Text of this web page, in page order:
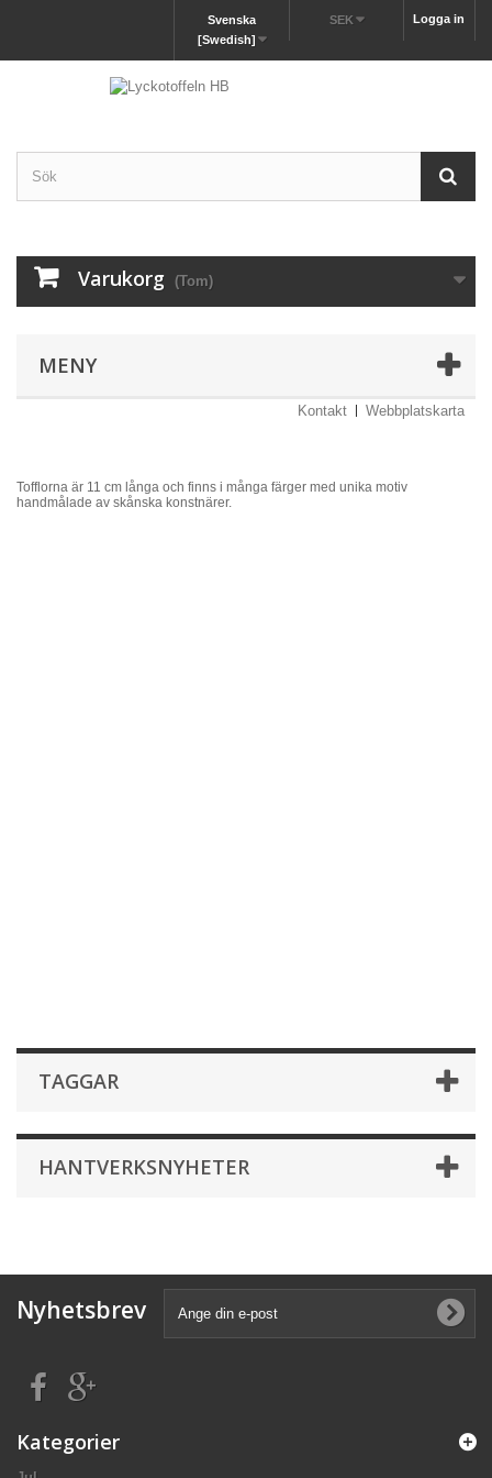
Logga in
SEK
Svenska
[Swedish]
Varukorg (Tom)
MENY
Kontakt Webbplatskarta
Tofflorna är 11 cm långa och finns i många färger med unika motiv
handmålade av skånska konstnärer.
TAGGAR
HANTVERKSNYHETER
Nyhetsbrev
Kategorier